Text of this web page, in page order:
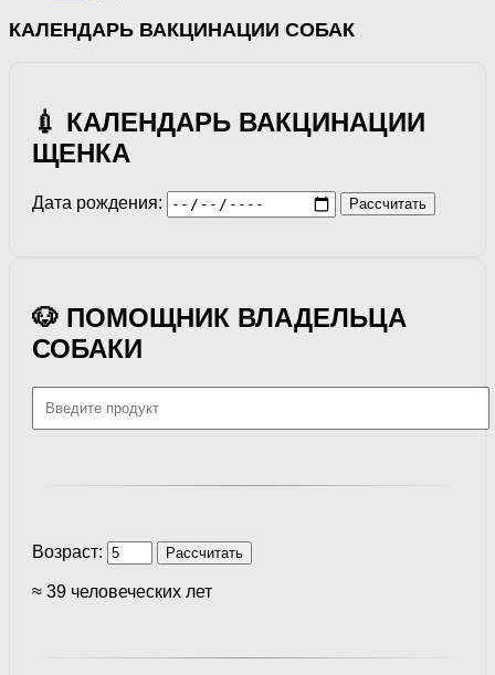
КАЛЕНДАРЬ ВАКЦИНАЦИИ СОБАК
💉 КАЛЕНДАРЬ ВАКЦИНАЦИИ
ЩЕНКА
Дата рождения: Рассчитать
🐶 ПОМОЩНИК ВЛАДЕЛЬЦА
СОБАКИ
Возраст: Рассчитать
≈ 39 человеческих лет